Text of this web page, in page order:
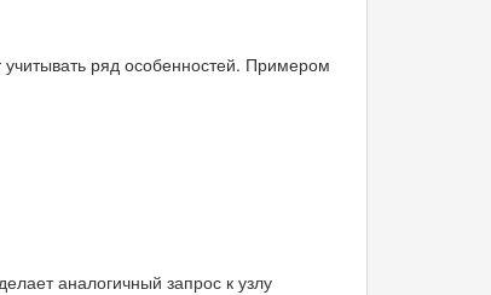
учитывать ряд особенностей. Примером
аналогичный запрос к узлу